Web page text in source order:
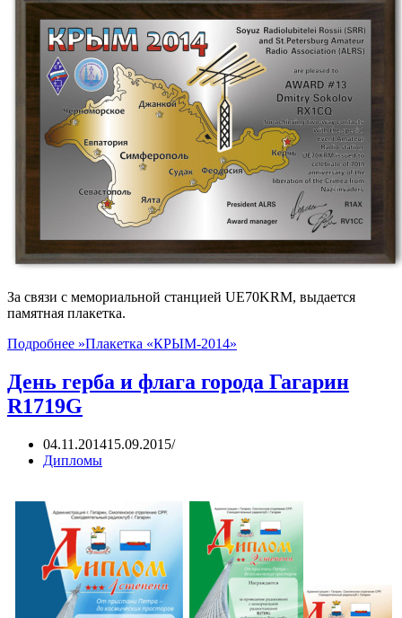
За связи с мемориальной станцией UE70KRM, выдается
памятная плакетка.
Подробнее »Плакетка «КРЫМ-2014»
День герба и флага города Гагарин
R1719G
04.11.201415.09.2015
Дипломы